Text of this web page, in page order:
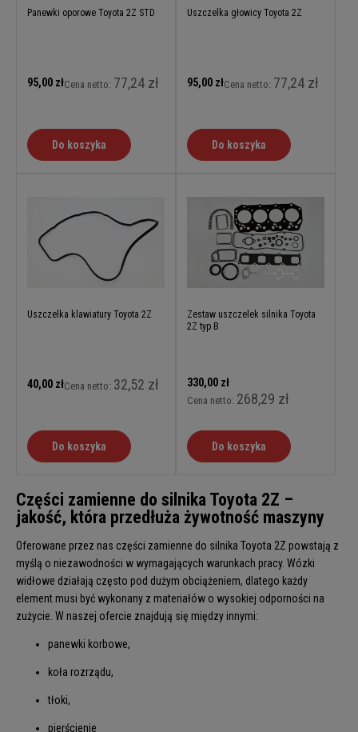
Panewki oporowe Toyota 2Z STD
95,00 złCena netto: 77,24 zł
Do koszyka
Uszczelka głowicy Toyota 2Z
95,00 złCena netto: 77,24 zł
Do koszyka
Uszczelka klawiatury Toyota 2Z
40,00 złCena netto: 32,52 zł
Do koszyka
Zestaw uszczelek silnika Toyota
2Z typ B
330,00 zł
Cena netto: 268,29 zł
Do koszyka
Części zamienne do silnika Toyota 2Z –
jakość, która przedłuża żywotność maszyny
Oferowane przez nas części zamienne do silnika Toyota 2Z powstają z
myślą o niezawodności w wymagających warunkach pracy. Wózki
widłowe działają często pod dużym obciążeniem, dlatego każdy
element musi być wykonany z materiałów o wysokiej odporności na
zużycie. W naszej ofercie znajdują się między innymi:
panewki korbowe,
koła rozrządu,
tłoki,
pierścienie